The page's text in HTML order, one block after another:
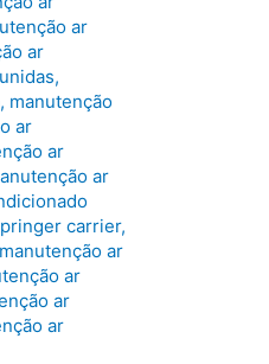
ar
ar
,
, manutenção
ar
ar
ar
carrier,
manutenção ar
ar
ar
ar